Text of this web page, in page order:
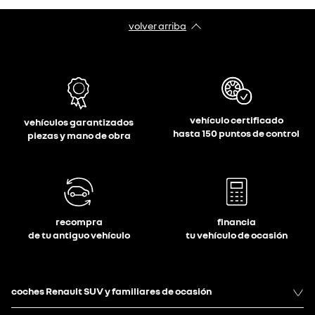
volver arriba
vehículos garantizados
piezas y mano de obra
vehículo certificado
hasta 150 puntos de control
recompra
de tu antiguo vehículo
financia
tu vehículo de ocasión
coches Renault SUV y familiares de ocasión